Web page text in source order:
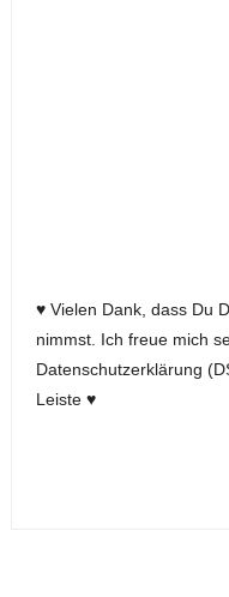
♥ Vielen Dank, dass Du
nimmst. Ich freue mich
Datenschutzerklärung
Leiste ♥